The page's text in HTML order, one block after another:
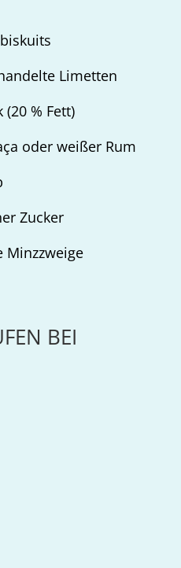
Limetten
(20 % Fett)
oder weißer Rum
Zucker
Minzzweige
BEI